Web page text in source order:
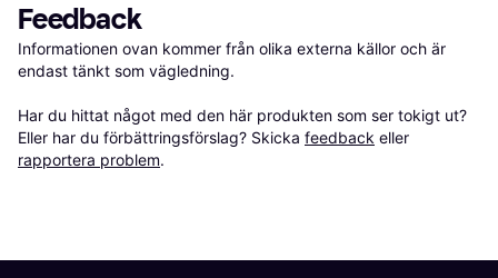
Feedback
Informationen ovan kommer från olika externa källor och är
endast tänkt som vägledning.
Har du hittat något med den här produkten som ser tokigt ut?
Eller har du förbättringsförslag? Skicka feedback eller
rapportera problem.